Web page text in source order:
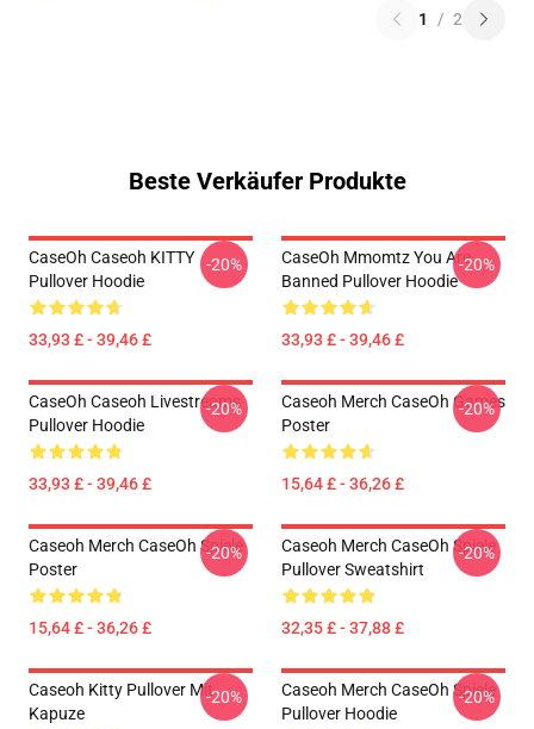
1 / 2
Beste Verkäufer Produkte
CaseOh Caseoh KITTY
Pullover Hoodie
33,93 £ - 39,46 £
-20%
CaseOh Mmomtz You Are
Banned Pullover Hoodie
33,93 £ - 39,46 £
-20%
CaseOh Caseoh Livestreams
Pullover Hoodie
33,93 £ - 39,46 £
-20%
Caseoh Merch CaseOh Games
Poster
15,64 £ - 36,26 £
-20%
Caseoh Merch CaseOh Spiele
Poster
15,64 £ - 36,26 £
-20%
Caseoh Merch CaseOh Spiele
Pullover Sweatshirt
32,35 £ - 37,88 £
-20%
Caseoh Kitty Pullover Mit
Kapuze
-20%
Caseoh Merch CaseOh Spiele
Pullover Hoodie
-20%